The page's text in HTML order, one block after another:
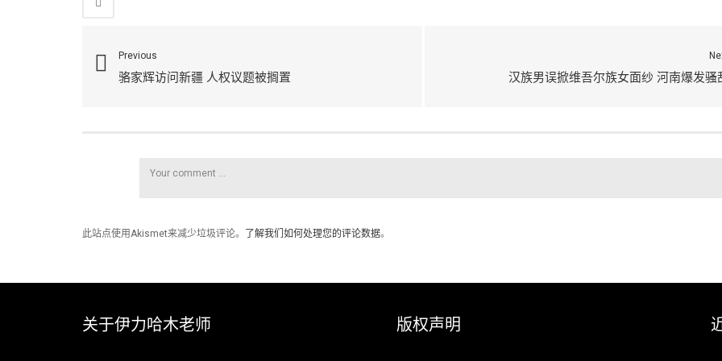
Previous
骆家辉访问新疆 人权议题被搁置 汉族男误掀维吾尔族女面纱 河南爆发骚
此站点使用Akismet来减少垃圾评论。 了解我们如何处理您的评论数据。
关于伊力哈木老师 版权声明